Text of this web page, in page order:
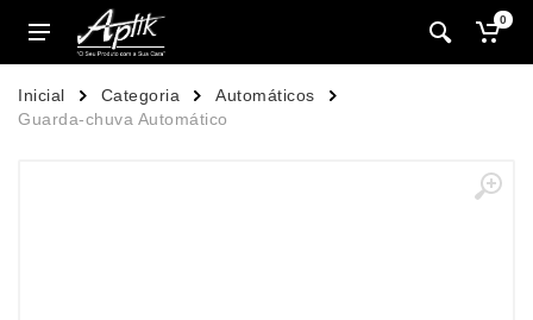
0
Inicial Categoria
Automáticos
Guarda-chuva Automático